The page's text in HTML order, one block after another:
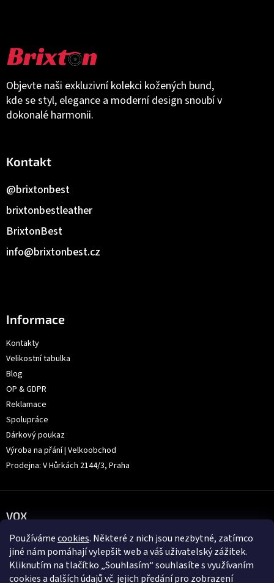
Používámecookies. Některé z nich jsou nezbytné, zatímco
jiné nám pomáhají vylepšit web a váš uživatelský zážitek.
Kliknutím na tlačítko „Souhlasím“ souhlasíte s využívaním
cookies a dalších údajů vč. jejich předání pro zobrazení
Objevte naši exkluzivní kolekci kožených bund,
kde se styl, elegance a moderní design snoubí v
dokonalé harmonii.
Kontakt
info@brixtonbest.cz
BrixtonBest
brixtonbestleather
@brixtonbest
Informace
Kontakty
Velikostní tabulka
Blog
OP & GDPR
Reklamace
Spolupráce
Dárkový poukaz
Výroba na přání | Velkoobchod
Prodejna: V Hůrkách 2144/3, Praha
VOX